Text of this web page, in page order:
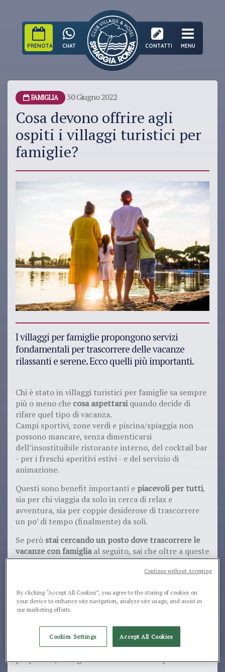
PRENOTA CHAT CONTATTI MENU
FAMIGLIA 30 Giugno 2022
Cosa devono offrire agli
ospiti i villaggi turistici per
famiglie?
I villaggi per famiglie propongono servizi
fondamentali per trascorrere delle vacanze
rilassanti e serene. Ecco quelli più importanti.
Chi è stato in villaggi turistici per famiglie sa sempre
più o meno che cosa aspettarsiquando decide di
rifare quel tipo di vacanza.
Campi sportivi, zone verdi e piscina/spiaggia non
possono mancare, senza dimenticarsi
dell’insostituibile ristorante interno, del cocktail bar
- per i freschi aperitivi estivi - e del servizio di
animazione.
Questi sono benefit importanti e piacevoli per tutti,
sia per chi viaggia da solo in cerca di relax e
avventura, sia per coppie desiderose di trascorrere
un po’ di tempo (finalmente) da soli.
Se però stai cercando un posto dove trascorrere le
vacanze con famigliaal seguito, sai che oltre a queste
comuni necessità ne avrai altre aggiuntive e ben
solo i villaggi turistici
Cosa devono offrire i migliori
villaggi turistici per famiglie
Per te e per tutte le persone che cercano una
vacanza all’insegna del relaxe in compagnia dei
propri cari, le esigenze cambiano. E non poco.
By clicking “Accept All Cookies”, you agree to the storing of cookies on
your device to enhance site navigation, analyze site usage, and assist in
our marketing efforts.
Cookies Settings Accept All Cookies
Continue without Accepting